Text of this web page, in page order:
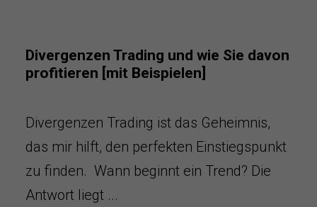
Divergenzen Trading und wie Sie davon
profitieren [mit Beispielen]
Divergenzen Trading ist das Geheimnis,
das mir hilft, den perfekten Einstiegspunkt
zu finden. Wann beginnt ein Trend? Die
Antwort liegt ...